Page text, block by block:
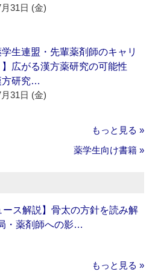
31日 (金)
学生連盟・先輩薬剤師のキャリ
】広がる漢方薬研究の可能性
方研究…
31日 (金)
もっと見る »
薬学生向け書籍 »
ース解説】骨太の方針を読み解
・薬剤師への影…
もっと見る »